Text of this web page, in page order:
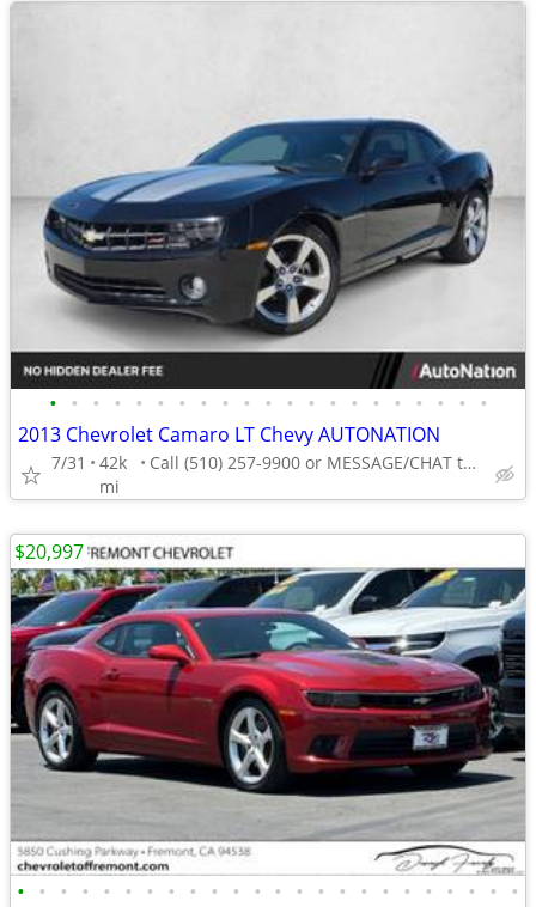
• • • • • • • • • • • • • • • • • • • • •
2013 Chevrolet Camaro LT Chevy AUTONATION
7/31
42k
mi
Call (510) 257-9900 or MESSAGE/CHAT to confirm availability
• • • • • • • • • • • • • • • • • • • • • • • •
$20,997